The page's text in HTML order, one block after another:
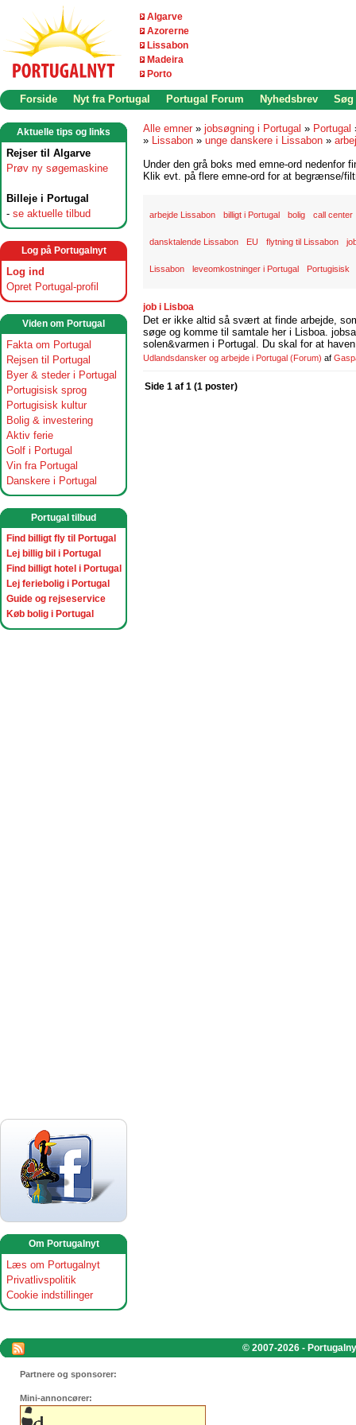
Algarve
Azorerne
Lissabon
Madeira
Porto
Forside Nyt fra Portugal Portugal Forum Nyhedsbrev Søg
Aktuelle tips og links
Rejser til Algarve
Prøv ny søgemaskine
Billeje i Portugal
- se aktuelle tilbud
Log på Portugalnyt
Log ind
Opret Portugal-profil
Viden om Portugal
Fakta om Portugal
Rejsen til Portugal
Byer & steder i Portugal
Portugisisk sprog
Portugisisk kultur
Bolig & investering
Aktiv ferie
Golf i Portugal
Vin fra Portugal
Danskere i Portugal
Portugal tilbud
Find billigt fly til Portugal
Lej billig bil i Portugal
Find billigt hotel i Portugal
Lej feriebolig i Portugal
Guide og rejseservice
Køb bolig i Portugal
Om Portugalnyt
Læs om Portugalnyt
Privatlivspolitik
Cookie indstillinger
Alle emner » jobsøgning i Portugal » Portugal
» Lissabon » unge danskere i Lissabon »
Under den grå boks med emne-ord nedenfor
Klik evt. på flere emne-ord for at begrænse/
arbejde Lissabon billigt i Portugal bolig call center
dansktalende Lissabon EU flytning til Lissabon
Lissabon leveomkostninger i Portugal Portugisisk
job i Lisboa
Det er ikke altid så svært at finde arbejde,
søge og komme til samtale her i Lisboa.
solen&varmen i Portugal. Du skal for at
Udlandsdansker og arbejde i Portugal (Forum) af
Side 1 af 1 (1 poster)
© 2007-2026 -
Partnere og sponsorer:
Mini-annoncører: